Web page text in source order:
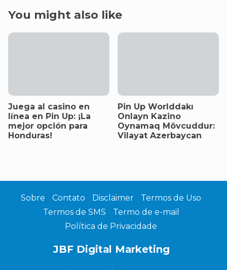
You might also like
Juega al casino en
línea en Pin Up: ¡La
mejor opción para
Honduras!
Pin Up Worlddakı
Onlayn Kazino
Oynamaq Mövcuddur:
Vilayat Azerbaycan
Sobre Contato Disclaimer
Termos de Uso
Termos de SMS
Termo de e-mail
Política de Privacidade
JBF Digital Marketing